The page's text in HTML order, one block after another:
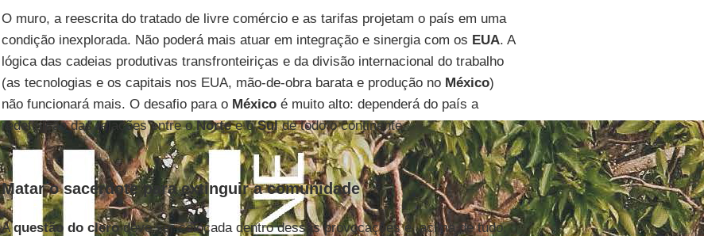
O muro, a reescrita do tratado de livre comércio e as tarifas projetam o país em uma
condição inexplorada. Não poderá mais atuar em integração e sinergia com os EUA. A
lógica das cadeias produtivas transfronteiriças e da divisão internacional do trabalho
(as tecnologias e os capitais nos EUA, mão-de-obra barata e produção no México)
não funcionará mais. O desafio para o Méxicoé muito alto: dependerá do país a
redefinição das relações entre oNortee oSulde todo o continente.
Matar o sacerdote para extinguir a comunidade
Aquestão do clerodeve ser colocada dentro dessas provocações e, acima de tudo,